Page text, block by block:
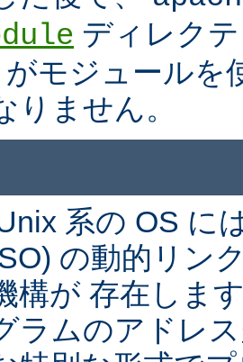
ディレク
モジュールを
りません。
系の OS に
の動的リン
構が 存在しま
ラムのアドレ